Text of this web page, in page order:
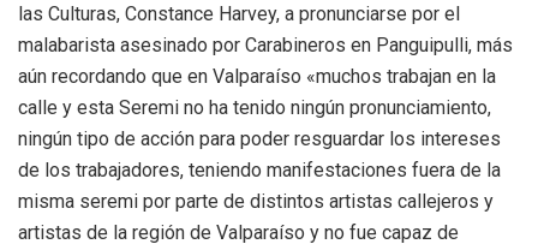
las Culturas, Constance Harvey, a pronunciarse por el
malabarista asesinado por Carabineros en Panguipulli, más
aún recordando que en Valparaíso «muchos trabajan en la
calle y esta Seremi no ha tenido ningún pronunciamiento,
ningún tipo de acción para poder resguardar los intereses
de los trabajadores, teniendo manifestaciones fuera de la
misma seremi por parte de distintos artistas callejeros y
artistas de la región de Valparaíso y no fue capaz de